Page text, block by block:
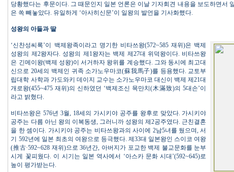
당황했다는 후문이다. 그 때문인지 일본 언론은 이날 기자회견 내용을 보도하면서
은 쏙 빼놓았다. 유일하게 ‘아사히신문’이 일왕의 발언을 기사화했다.
성왕의 아들과 딸
‘신찬성씨록’이 백제왕족이라고 명기한 비타쓰왕(572~585 재위)은 백제
성왕의 제2왕자다. 성왕의 제1왕자는 백제 제27대 위덕왕이다. 비타쓰왕
은 긴메이왕(백제 성왕)이 서거하자 왕위를 계승했다. 그와 동시에 최고대
신으로 20세의 백제인 귀족 소가노우마코(蘇我馬子)를 등용했다. 교토부
립대학 사학과 가도와키 데이지 교수는 소가노우마코 대신이 백제 제21대
개로왕(455~475 재위)의 신하였던 ‘백제조신 목만치(木滿致)의 5대손’이
라고 밝혔다.
비타쓰왕은 576년 3월, 18세의 가시키야 공주를 왕후로 맞았다. 가시키야
공주는 다름 아닌 왕의 이복동생, 그러니까 성왕의 제2공주였다. 근친결혼
을 한 셈이다. 가시키야 공주는 비타쓰왕과의 사이에 2남5녀를 뒀으며, 서
기 592년에 일본 최초의 여왕으로 등극했다. 제33대 일본왕인 스이코 여왕
(推古·592~628 재위)으로 36년간, 아버지가 포교한 백제 불교문화를 눈부
시게 꽃피웠다. 이 시기는 일본 역사에서 ‘아스카 문화 시대’(592~645)로
높이 평가받는다.